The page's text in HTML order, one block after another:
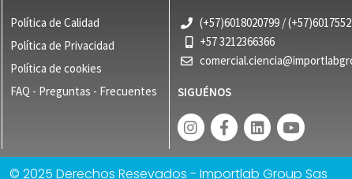
Política de Calidad
Política de Privacidad
Política de cookies
FAQ - Preguntas - Frecuentes
(+57)6018020799 /
+57 3212366366
SIGUÉNOS
© 2025 Derechos Resevados - Importlab Group Sas